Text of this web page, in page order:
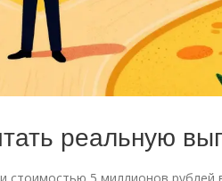
реальную